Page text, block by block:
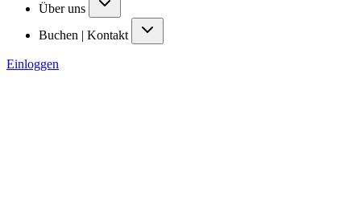
Über uns
Buchen | Kontakt
Einloggen